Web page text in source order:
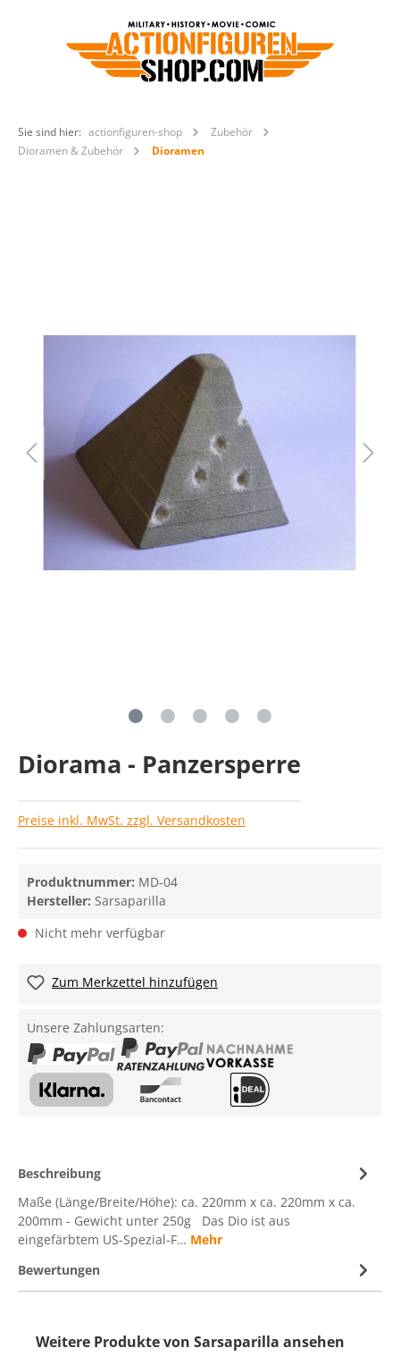
Sie sind hier: actionfiguren-shop
Zubehör
Dioramen & Zubehör
Dioramen
Diorama - Panzersperre
Preise inkl. MwSt. zzgl. Versandkosten
Produktnummer: MD-04
Hersteller: Sarsaparilla
Nicht mehr verfügbar
Zum Merkzettel hinzufügen
Unsere Zahlungsarten:
Beschreibung
Maße (Länge/Breite/Höhe): ca. 220mm x ca. 220mm x ca.
200mm - Gewicht unter 250g Das Dio ist aus
eingefärbtem US-Spezial-F… Mehr
Bewertungen
Weitere Produkte von Sarsaparilla ansehen